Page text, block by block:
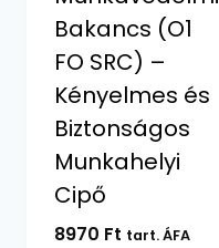
Bakancs (O1
FO SRC) –
Kényelmes és
Biztonságos
Munkahelyi
Cipő
8970 Ft tart. ÁFA